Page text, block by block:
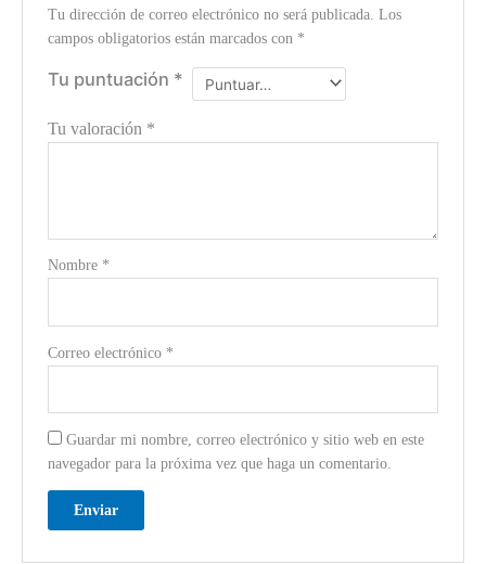
Tu dirección de correo electrónico no será publicada. Los
campos obligatorios están marcados con *
Tu puntuación *
Tu valoración *
Nombre *
Correo electrónico *
Guardar mi nombre, correo electrónico y sitio web en este
navegador para la próxima vez que haga un comentario.